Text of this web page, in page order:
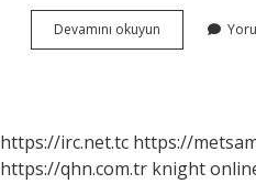
Devamını okuyun
Ali
https://irc.net.tc https://
https://qhn.com.tr knight